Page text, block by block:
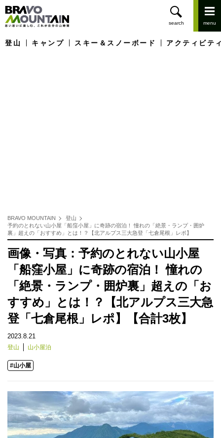
登山 キャンプ スキー＆スノーボード アクティビテ
BRAVO MOUNTAIN
登山
予約のとれない山小屋「船窪小屋」に奇跡の宿泊！ 憧れの「絶景・ランプ・囲炉
裏」超えの「おすすめ」とは！？【北アルプス三大急登「七倉尾根」レポ】
画像・写真：予約のとれない山小屋
「船窪小屋」に奇跡の宿泊！ 憧れの
「絶景・ランプ・囲炉裏」超えの「お
すすめ」とは！？【北アルプス三大急
登「七倉尾根」レポ】【合計3枚】
2023.8.21
登山 山小屋泊
#山小屋